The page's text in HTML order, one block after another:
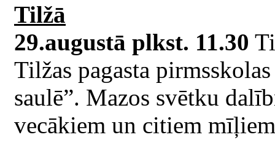
Tilžā
29.augustā plkst. 11.30
Tilžas pagasta
saulē”. Mazos svētku
vecākiem un citiem